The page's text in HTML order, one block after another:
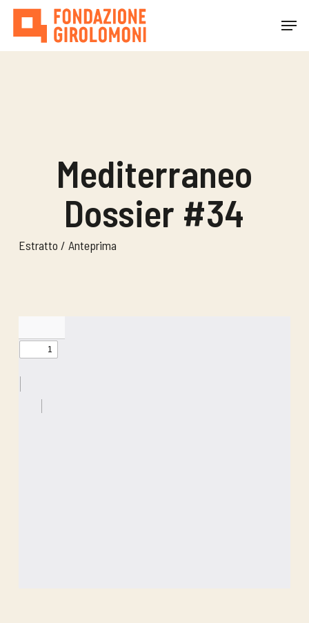
Skip
Menu
Mediterraneo
Dossier #34
Estratto / Anteprima